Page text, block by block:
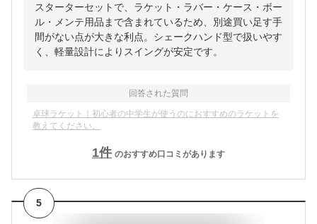
スターターセットで、ラケット・ラバー・ケース・ボー
ル・メンテ用品まで含まれているため、別途買い足す手
間がない点が大きな利点。シェークハンド型で扱いやす
く、軽量設計によりスイングが安定です。
回答された質問
卓球ラケット｜初心者の中学生が使うのにおすすめのラケットを
教えてください。
1件 のおすすめ口コミがあります
5